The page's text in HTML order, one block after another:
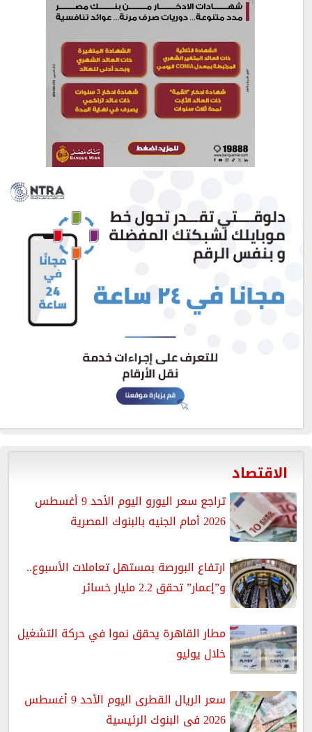
الاقتصاد
تراجع سعر اليورو اليوم الأحد 9 أغسطس
2026 أمام الجنيه بالبنوك المصرية
ارتفاع البورصة بمستهل تعاملات الأسبوع..
و”إعمار” تحقق 2.2 مليار خسائر
مطار القاهرة يحقق نموا في حركة التشغيل
خلال يوليو
سعر الريال القطرى اليوم الأحد 9 أغسطس
2026 فى البنوك الرئيسية